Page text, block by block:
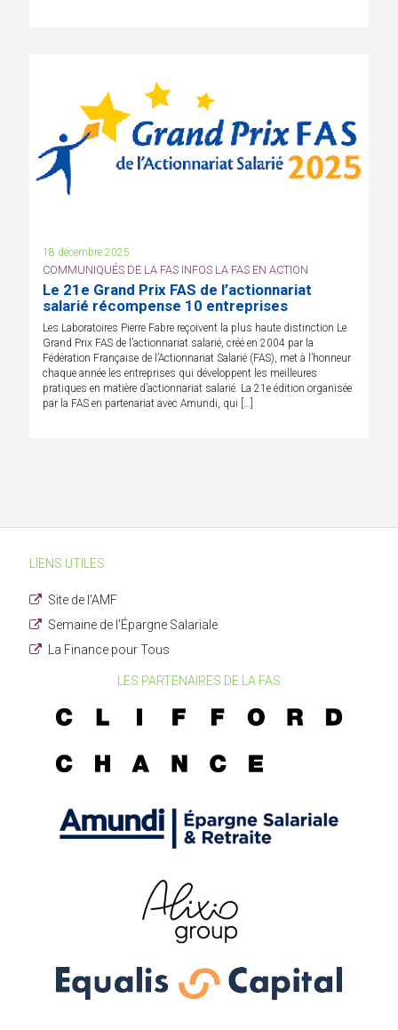
18 décembre 2025
COMMUNIQUÉS DE LA FAS INFOS LA FAS EN ACTION
Le 21e Grand Prix FAS de l’actionnariat
salarié récompense 10 entreprises
Les Laboratoires Pierre Fabre reçoivent la plus haute distinction Le
Grand Prix FAS de l’actionnariat salarié, créé en 2004 par la
Fédération Française de l’Actionnariat Salarié (FAS), met à l’honneur
chaque année les entreprises qui développent les meilleures
pratiques en matière d’actionnariat salarié. La 21e édition organisée
par la FAS en partenariat avec Amundi, qui […]
LIENS UTILES
Site de l'AMF
Semaine de l'Épargne Salariale
La Finance pour Tous
LES PARTENAIRES DE LA FAS